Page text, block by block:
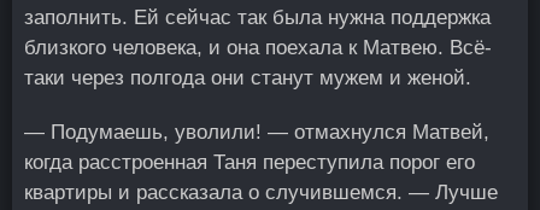
заполнить. Ей сейчас так была нужна поддержка
близкого человека, и она поехала к Матвею. Всё-
таки через полгода они станут мужем и женой.
— Подумаешь, уволили! — отмахнулся Матвей,
когда расстроенная Таня переступила порог его
квартиры и рассказала о случившемся. — Лучше